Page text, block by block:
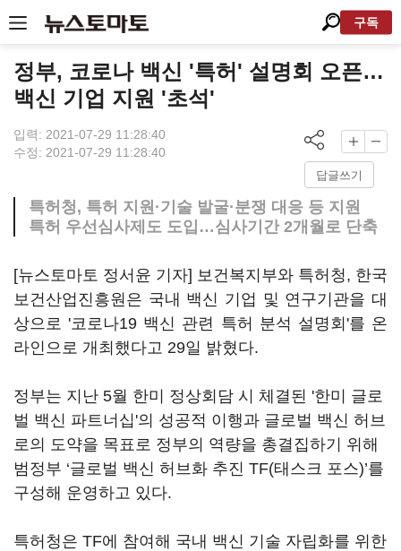
구독
정부, 코로나 백신 '특허' 설명회 오픈…
백신 기업 지원 '초석'
입력: 2021-07-29 11:28:40
수정: 2021-07-29 11:28:40
답글쓰기
특허청, 특허 지원·기술 발굴·분쟁 대응 등 지원
특허 우선심사제도 도입…심사기간 2개월로 단축
[뉴스토마토 정서윤 기자] 보건복지부와 특허청, 한국
보건산업진흥원은 국내 백신 기업 및 연구기관을 대
상으로 '코로나19 백신 관련 특허 분석 설명회'를 온
라인으로 개최했다고 29일 밝혔다.
정부는 지난 5월 한미 정상회담 시 체결된 '한미 글로
벌 백신 파트너십'의 성공적 이행과 글로벌 백신 허브
로의 도약을 목표로 정부의 역량을 총결집하기 위해
범정부 ‘글로벌 백신 허브화 추진 TF(태스크 포스)’를
구성해 운영하고 있다.
특허청은 TF에 참여해 국내 백신 기술 자립화를 위한